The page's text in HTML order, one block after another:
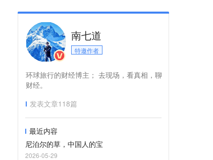
南七道
特邀作者
环球旅行的财经博主； 去现场，看真相，聊
财经。
发表文章118篇
最近内容
尼泊尔的草，中国人的宝
2026-05-29